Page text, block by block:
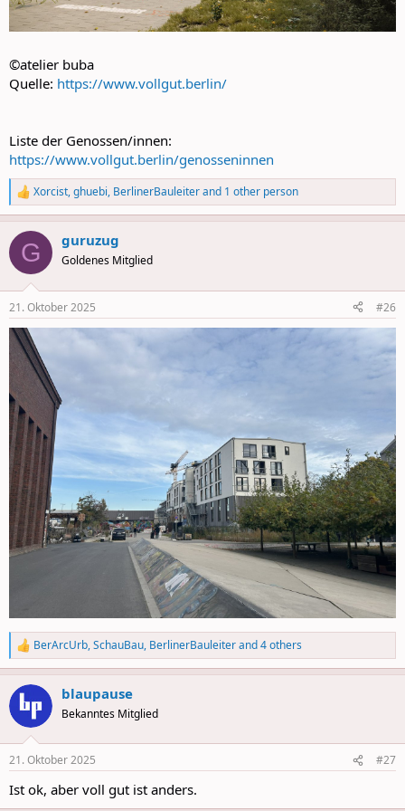
©atelier buba
Quelle: https://www.vollgut.berlin/
Liste der Genossen/innen:
https://www.vollgut.berlin/genosseninnen
R
e
a
c
i
s
:
Xorcist,ghuebi, BerlinerBauleiterand 1 other person
G guruzug
Goldenes Mitglied
21. Oktober 2025 #26
R
e
a
c
t
i
s
BerArcUrb,SchauBau, BerlinerBauleiterand 4 others
blaupause
Bekanntes Mitglied
21. Oktober 2025 #27
Ist ok, aber voll gut ist anders.